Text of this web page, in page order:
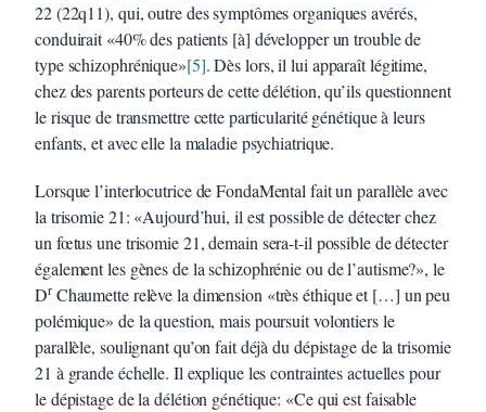
22 (22q11), qui, outre des symptômes organiques avérés,
conduirait «40% des patients [à] développer un trouble de
type schizophrénique»[5]. Dès lors, il lui apparaît légitime,
chez des parents porteurs de cette délétion, qu’ils questionnent
le risque de transmettre cette particularité génétique à leurs
enfants, et avec elle la maladie psychiatrique.
Lorsque l’interlocutrice de FondaMental fait un parallèle avec
la trisomie 21: «Aujourd’hui, il est possible de détecter chez
un fœtus une trisomie 21, demain sera-t-il possible de détecter
également les gènes de la schizophrénie ou de l’autisme?», le
DrChaumette relève la dimension «très éthique et […] un peu
polémique» de la question, mais poursuit volontiers le
parallèle, soulignant qu’on fait déjà du dépistage de la trisomie
21 à grande échelle. Il explique les contraintes actuelles pour
le dépistage de la délétion génétique: «Ce qui est faisable